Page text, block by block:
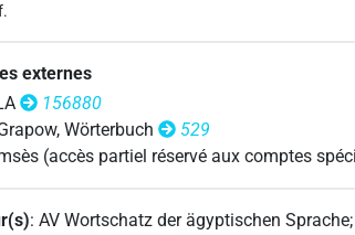
| 1×
externes
156880
Wörterbuch
529
(accès partiel réservé aux comptes
:AV Wortschatz der ägyptischen Sprache